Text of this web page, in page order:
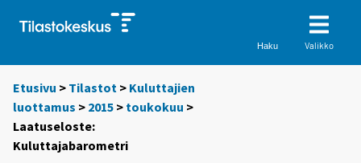
Haku Valikko
Etusivu > Tilastot > Kuluttajien
luottamus > 2015 > toukokuu >
Laatuseloste:
Kuluttajabarometri